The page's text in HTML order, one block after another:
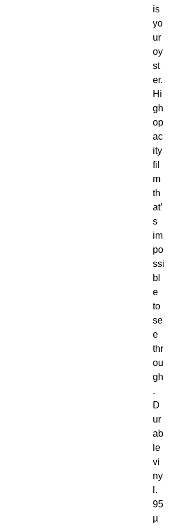
is
yo
ur
oy
st
er.
Hi
gh
op
ac
ity
fil
m
th
at’
s
im
po
ssi
bl
e
to
se
e
thr
ou
gh
.
D
ur
ab
le
vi
ny
l.
95
µ